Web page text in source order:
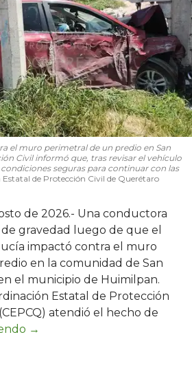
el muro perimetral de un predio en San
Civil informó que, tras revisar el vehículo
seguras para continuar con las
Estatal de Protección Civil de Querétaro
de 2026.- Una conductora
gravedad luego de que el
impactó contra el muro
en la comunidad de San
el municipio de Huimilpan.
Estatal de Protección
atendió el hecho de